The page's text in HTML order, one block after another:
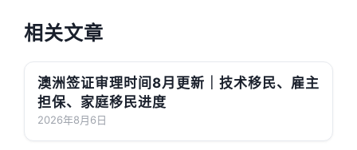
相关文章
澳洲签证审理时间8月更新｜技术移民、雇主
担保、家庭移民进度
2026年8月6日